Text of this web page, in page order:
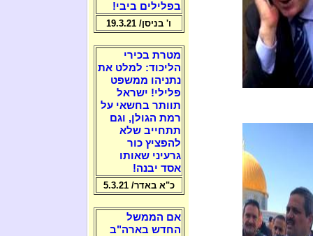
בפלילים ביבי!
ו' בניסן/ 19.3.21
מטרת בכירי
הליכוד: למלט את
נתניהו ממשפט
פלילי! ישראל
תוותר בחשאי על
רמת הגולן, וגם
תתחייב שלא
להפציץ כור
גרעיני שאותו
אסד יבנה!
כ"א באדר/ 5.3.21
אם הממשל
החדש בארה"ב